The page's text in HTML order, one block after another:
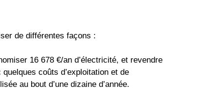
de différentes façons :
16 678 €/an d’électricité, et revendre
coûts d’exploitation et de
au bout d’une dizaine d’année.